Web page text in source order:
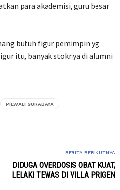
para akademisi, guru besar
butuh figur pemimpin yg
itu, banyak stoknya di alumni
PILWALI SURABAYA
BERITA BERIKUTNYA
DIDUGA OVERDOSIS OBAT KUAT,
LELAKI TEWAS DI VILLA PRIGEN